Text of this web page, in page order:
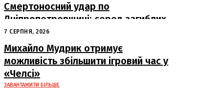
Смертоносний удар по
Дніпропетровщині: серед загиблих
– працівники «Укрпошти»
7 СЕРПНЯ, 2026
Михайло Мудрик отримує
можливість збільшити ігровий час у
«Челсі»
ЗАВАНТАЖИТИ БІЛЬШЕ